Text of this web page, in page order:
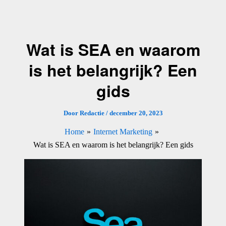
Wat is SEA en waarom
is het belangrijk? Een
gids
Door Redactie / december 20, 2023
Home
Internet Marketing
Wat is SEA en waarom is het belangrijk? Een gids